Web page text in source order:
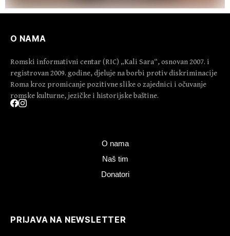
O NAMA
Romski informativni centar (RIC) „Kali Sara“, osnovan 2007. i
registrovan 2009. godine, djeluje na borbi protiv diskriminacije
Roma kroz promicanje pozitivne slike o zajednici i očuvanje
romske kulturne, jezičke i historijske baštine.
O nama
Naš tim
Donatori
PRIJAVA NA NEWSLETTER